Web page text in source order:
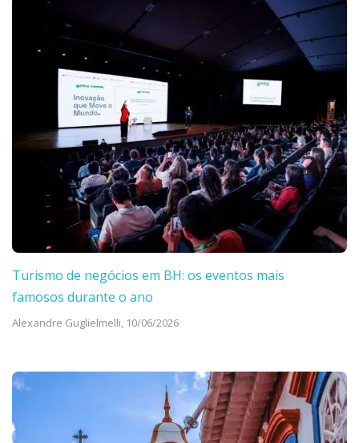
Turismo de negócios em BH: os eventos mais
famosos durante o ano
Alexandre Guglielmelli, 10/06/2026